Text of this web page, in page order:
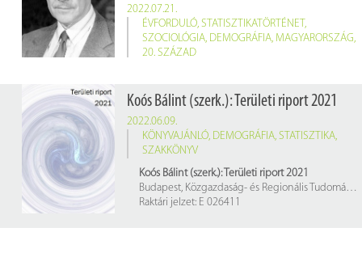
2022.07.21.
ÉVFORDULÓ, STATISZTIKATÖRTÉNET,
SZOCIOLÓGIA, DEMOGRÁFIA, MAGYARORSZÁG,
20. SZÁZAD
Koós Bálint (szerk.): Területi riport 2021
2022.06.09.
KÖNYVAJÁNLÓ, DEMOGRÁFIA, STATISZTIKA,
SZAKKÖNYV
Koós Bálint (szerk.): Területi riport 2021
Budapest, Közgazdaság- és Regionális Tudományi Kutatóközpont Regionális Kutatások Intézete, 2021. 186 p.
Raktári jelzet: E 026411